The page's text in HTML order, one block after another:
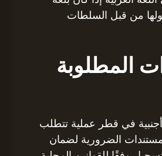
من قبل السلطات
المطلوبة
أجنبية في قطر عملية تتطلب
الضرورية لضمان